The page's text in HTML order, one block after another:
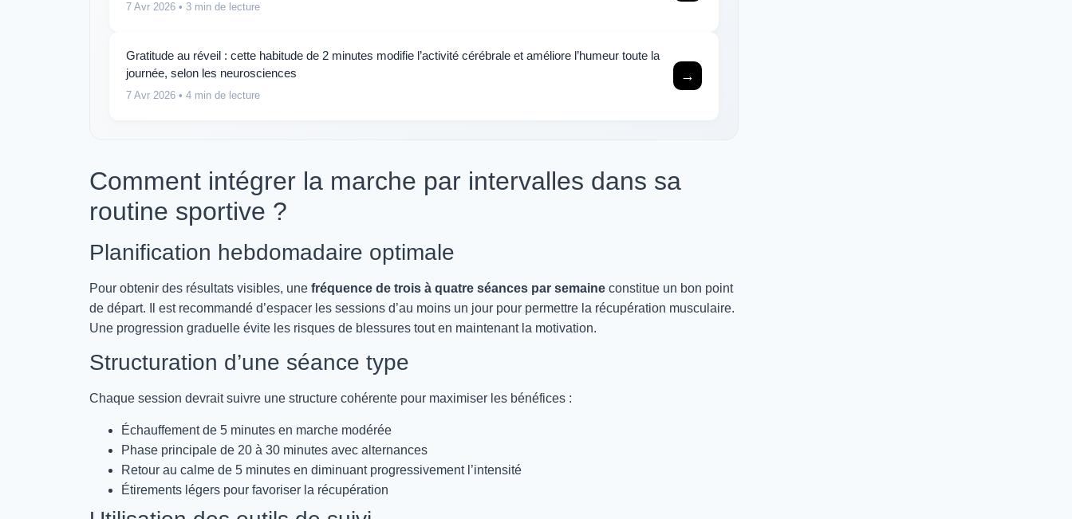
7 Avr 2026 • 3 min de lecture
Gratitude au réveil : cette habitude de 2 minutes modifie l’activité cérébrale et améliore l’humeur toute la
journée, selon les neurosciences
7 Avr 2026 • 4 min de lecture
→
Comment intégrer la marche par intervalles dans sa
routine sportive ?
Planification hebdomadaire optimale
Pour obtenir des résultats visibles, une fréquence de trois à quatre séances par semaine constitue un bon point
de départ. Il est recommandé d’espacer les sessions d’au moins un jour pour permettre la récupération musculaire.
Une progression graduelle évite les risques de blessures tout en maintenant la motivation.
Structuration d’une séance type
Chaque session devrait suivre une structure cohérente pour maximiser les bénéfices :
Échauffement de 5 minutes en marche modérée
Phase principale de 20 à 30 minutes avec alternances
Retour au calme de 5 minutes en diminuant progressivement l’intensité
Étirements légers pour favoriser la récupération